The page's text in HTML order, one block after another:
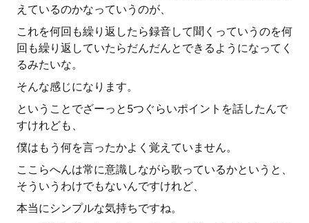
えているのかなっていうのが、
これを何回も繰り返したら録音して聞くっていうのを何
回も繰り返していたらだんだんとできるようになってく
るみたいな。
そんな感じになります。
ということでざーっと5つぐらいポイントを話したんで
すけれども、
僕はもう何を言ったかよく覚えていません。
ここらへんは常に意識しながら歌っているかというと、
そういうわけでもないんですけれど、
本当にシンプルな気持ちですね。